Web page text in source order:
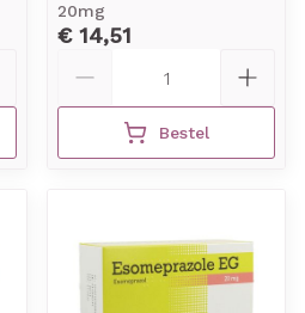
20mg
€ 14,51
Bestel